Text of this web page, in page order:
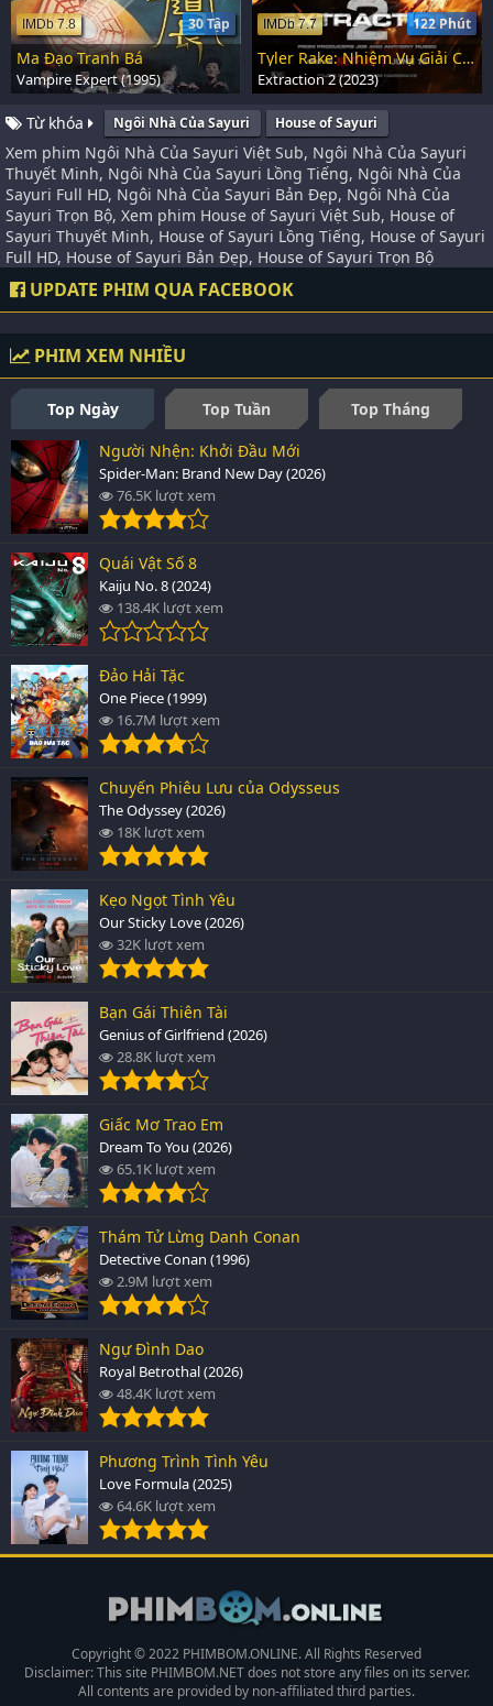
30 Tập
IMDb 7.8
Ma Đạo Tranh Bá
Vampire Expert (1995)
122 Phút
IMDb 7.7
Tyler Rake: Nhiệm Vụ Giải Cứu 2
Extraction 2 (2023)
Từ khóa Ngôi Nhà Của Sayuri House of Sayuri
Xem phim Ngôi Nhà Của Sayuri Việt Sub, Ngôi Nhà Của Sayuri
Thuyết Minh, Ngôi Nhà Của Sayuri Lồng Tiếng, Ngôi Nhà Của
Sayuri Full HD, Ngôi Nhà Của Sayuri Bản Đẹp, Ngôi Nhà Của
Sayuri Trọn Bộ, Xem phim House of Sayuri Việt Sub, House of
Sayuri Thuyết Minh, House of Sayuri Lồng Tiếng, House of Sayuri
Full HD, House of Sayuri Bản Đẹp, House of Sayuri Trọn Bộ
UPDATE PHIM QUA FACEBOOK
PHIM XEM NHIỀU
Top Ngày Top Tuần
Top Tháng
Người Nhện: Khởi Đầu Mới
Spider-Man: Brand New Day (2026)
76.5K lượt xem
Quái Vật Số 8
Kaiju No. 8 (2024)
138.4K lượt xem
Đảo Hải Tặc
One Piece (1999)
16.7M lượt xem
Chuyến Phiêu Lưu của Odysseus
The Odyssey (2026)
18K lượt xem
Kẹo Ngọt Tình Yêu
Our Sticky Love (2026)
32K lượt xem
Bạn Gái Thiên Tài
Genius of Girlfriend (2026)
28.8K lượt xem
Giấc Mơ Trao Em
Dream To You (2026)
65.1K lượt xem
Thám Tử Lừng Danh Conan
Detective Conan (1996)
2.9M lượt xem
Ngự Đình Dao
Royal Betrothal (2026)
48.4K lượt xem
Phương Trình Tình Yêu
Love Formula (2025)
64.6K lượt xem
Copyright © 2022 PHIMBOM.ONLINE. All Rights Reserved
Disclaimer: This site PHIMBOM.NETdoes not store any files on its server.
All contents are provided by non-affiliated third parties.